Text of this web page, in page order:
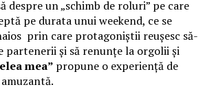
despre un „schimb de roluri” pe care
pe durata unui weekend, ce se
prin care protagoniștii reușesc să-
partenerii și să renunțe la orgolii și
mea” propune o experiență de